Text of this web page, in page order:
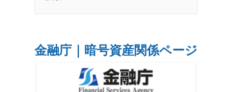
金融庁｜暗号資産関係ページ